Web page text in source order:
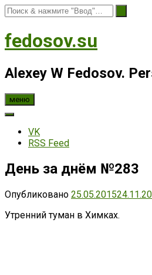
fedosov.su
Alexey W Fedosov.
меню
VK
RSS Feed
День за днём №283
Опубликовано 25.05.2015
Утренний туман в Химках.